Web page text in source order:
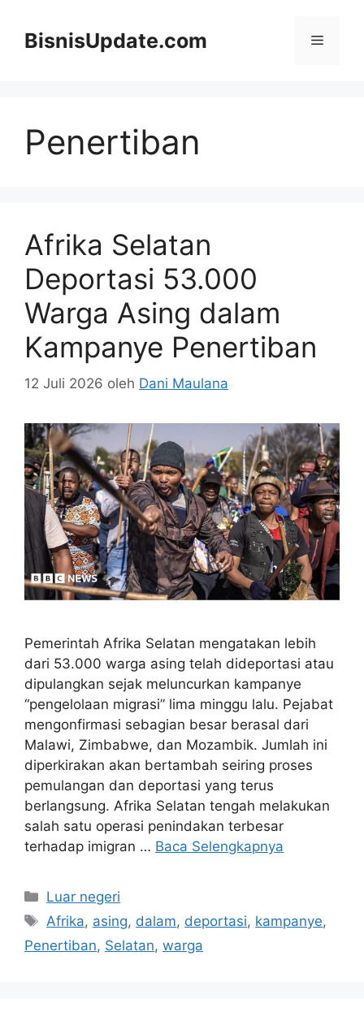
BisnisUpdate.com Menu
Penertiban
Afrika Selatan
Deportasi 53.000
Warga Asing dalam
Kampanye Penertiban
12 Juli 2026 oleh Dani Maulana
Pemerintah Afrika Selatan mengatakan lebih
dari 53.000 warga asing telah dideportasi atau
dipulangkan sejak meluncurkan kampanye
“pengelolaan migrasi” lima minggu lalu. Pejabat
mengonfirmasi sebagian besar berasal dari
Malawi, Zimbabwe, dan Mozambik. Jumlah ini
diperkirakan akan bertambah seiring proses
pemulangan dan deportasi yang terus
berlangsung. Afrika Selatan tengah melakukan
salah satu operasi penindakan terbesar
terhadap imigran … Baca Selengkapnya
Kategori
Luar negeri
Tag
Afrika, asing, dalam, deportasi, kampanye,
Penertiban, Selatan, warga